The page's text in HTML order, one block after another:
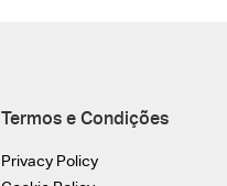
Termos e Condições
Privacy Policy